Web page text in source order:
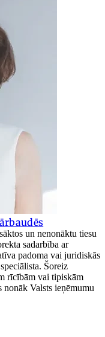
un nenonāktu tiesu
sadarbība ar
padoma vai juridiskās
Šoreiz
rīcībām vai tipiskām
Valsts ieņēmumu